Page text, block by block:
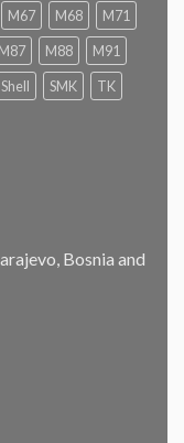
M67 M68
M71
M87 M88
M91
Shell SMK
TK
Bosnia and